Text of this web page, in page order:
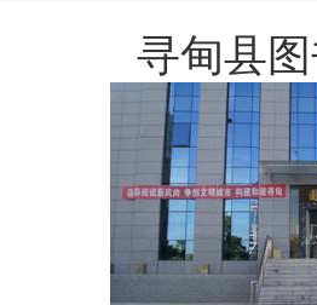
寻甸县